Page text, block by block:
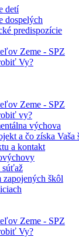
detí
dospelých
predispozície
Zeme - SPZ
Vy?
Zeme - SPZ
vy?
výchova
a čo získa Vaša
a kontakt
súťaž
zapojených škôl
Zeme - SPZ
Vy?